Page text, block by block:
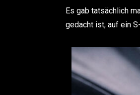
Es gab tatsächlich
gedacht ist, auf ein